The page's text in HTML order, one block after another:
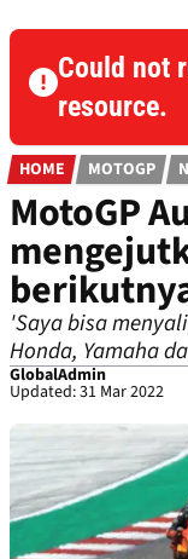
Could not
resource.
HOME MOTOGP
MotoGP
'Saya bisa
Honda, Yamaha
GlobalAdmin
Updated: 31 Mar 2022